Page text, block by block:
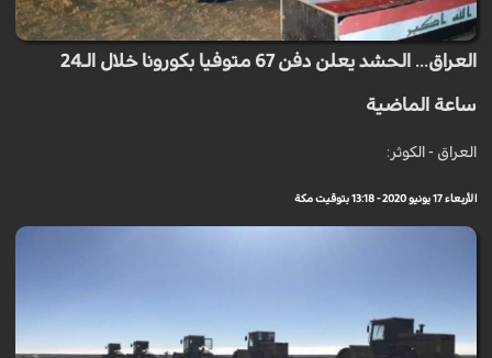
العراق... الحشد يعلن دفن 67 متوفيا بكورونا خلال الـ24
ساعة الماضية
العراق - الكوثر:
الأربعاء 17 يونيو 2020 - 13:18 بتوقيت مكة